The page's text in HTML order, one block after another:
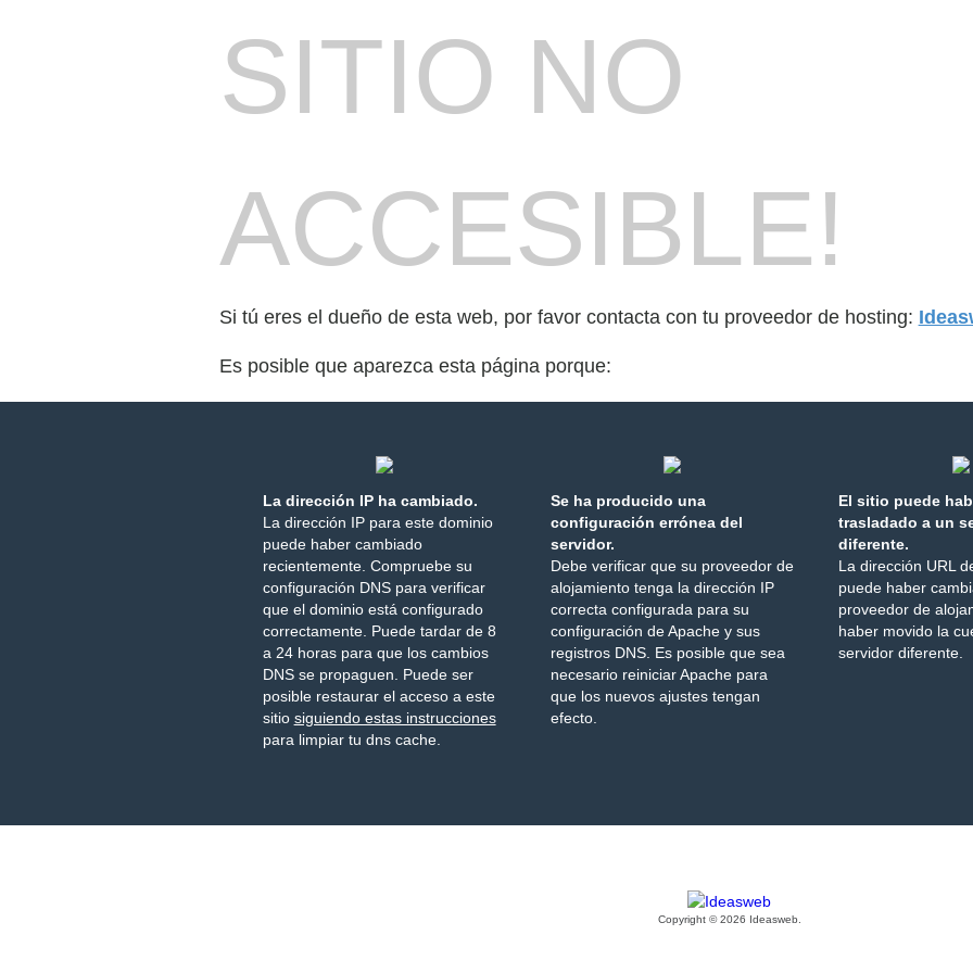
SITIO NO
ACCESIBLE!
Si tú eres el dueño de esta web, por favor contacta con tu proveedor de hosting:
Es posible que aparezca esta página porque:
La dirección IP ha cambiado.
La dirección IP para este dominio
puede haber cambiado
recientemente. Compruebe su
configuración DNS para verificar
que el dominio está configurado
correctamente. Puede tardar de 8
a 24 horas para que los cambios
DNS se propaguen. Puede ser
posible restaurar el acceso a este
sitio siguiendo estas instrucciones
para limpiar tu dns cache.
Se ha producido una
configuración errónea del
servidor.
Debe verificar que su proveedor de
alojamiento tenga la dirección IP
correcta configurada para su
configuración de Apache y sus
registros DNS. Es posible que sea
necesario reiniciar Apache para
que los nuevos ajustes tengan
efecto.
El sitio puede
trasladado a un
diferente.
La dirección URL
puede haber
proveedor de
haber movido la
servidor diferente.
Copyright © 2026 Ideasweb.